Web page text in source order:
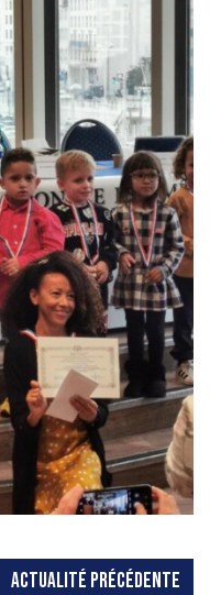
ACTUALITÉ PRÉCÉDENTE